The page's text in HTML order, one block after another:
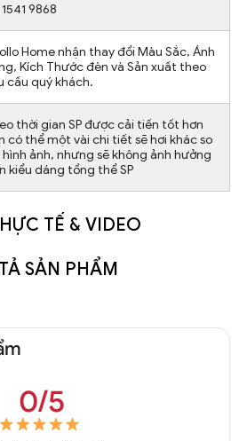
9868
Home nhận thay đổi Màu Sắc, Ánh
Kích Thước đèn và Sản xuất theo
cầu quý khách.
thời gian SP được cải tiến tốt hơn
có thể một vài chi tiết sẽ hơi khác so
hình ảnh, nhưng sẽ không ảnh hưởng
kiểu dáng tổng thể SP
TẾ & VIDEO
SẢN PHẨM
0/5